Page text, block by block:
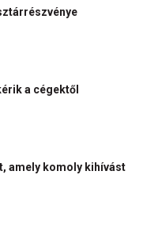
a cégektől
amely komoly kihívást